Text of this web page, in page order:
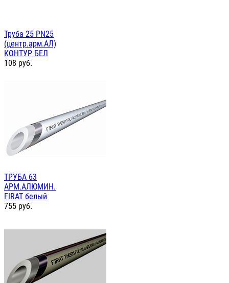
Труба 25 PN25
(центр.арм.АЛ)
КОНТУР БЕЛ
108 руб.
ТРУБА 63
АРМ.АЛЮМИН.
FIRAT белый
755 руб.